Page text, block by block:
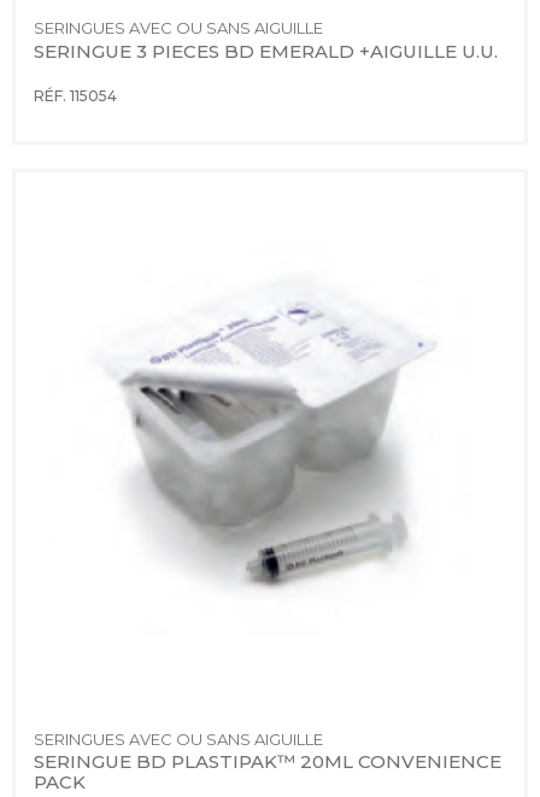
SERINGUES AVEC OU SANS AIGUILLE
SERINGUE 3 PIECES BD EMERALD +AIGUILLE U.U.
RÉF. 115054
SERINGUES AVEC OU SANS AIGUILLE
SERINGUE BD PLASTIPAK™ 20ML CONVENIENCE
PACK